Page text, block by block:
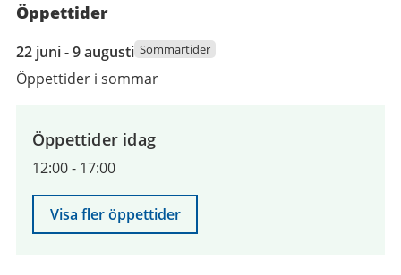
3
Öppettider
22
juni
2026
augusti
2026
22 juni - 9 augusti Sommartider
Öppettider i sommar
Öppettider idag
12:00- 17:00
Visa fler öppettider